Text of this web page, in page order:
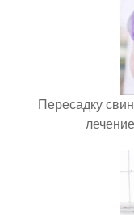
Пересадку